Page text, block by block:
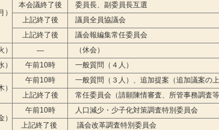
）
本会議終了後
委員長、副委員長互選
上記終了後
議員全員協議会
上記終了後
議会報編集常任委員会
）
―
（休会）
）
午前10時 一般質問（４人）
）
午前10時
一般質問（３人）、追加提案（追加議案の
上記終了後
常任委員会（請願陳情審査、所管事務調査等
）
午前10時
人口減少・少子化対策調査特別委員会
上記終了後
議会改革調査特別委員会